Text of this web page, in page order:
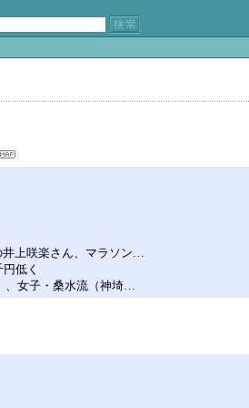
上咲楽さん、マラソン…
低く
、女子・桑水流（神埼…